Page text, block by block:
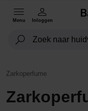
Menu Inloggen
Zarkoperfume